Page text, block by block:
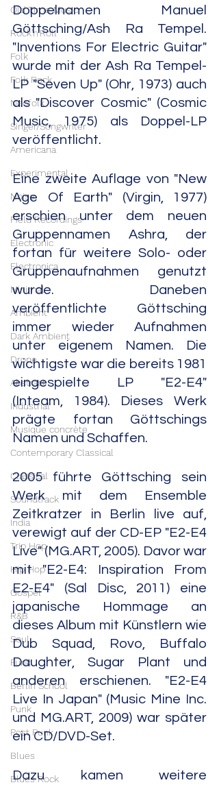
Old Time Music
Rock'n'Roll
Folk
Folk Rock
Neofolk
Singer/Songwriter
Americana
Experimental
Noise
Field Recordings
Electronic
Electronica
Minimal
Ambient
Dark Ambient
Drone
Abstract
Industrial
Musique concrète
Contemporary Classical
Classical
Soundtrack
India
Trip Hop
Hip Hop
Gospel
R&B
Soul
Funk
Berlin School
Punk
Post Punk
Blues
Blues Rock
Doppelnamen Manuel
Göttsching/Ash Ra Tempel.
"Inventions For Electric Guitar"
wurde mit der Ash Ra Tempel-
LP "Seven Up" (Ohr, 1973) auch
als "Discover Cosmic" (Cosmic
Music, 1975) als Doppel-LP
veröffentlicht.
Eine zweite Auflage von "New
Age Of Earth" (Virgin, 1977)
erschien unter dem neuen
Gruppennamen Ashra, der
fortan für weitere Solo- oder
Gruppenaufnahmen genutzt
wurde. Daneben
veröffentlichte Göttsching
immer wieder Aufnahmen
unter eigenem Namen. Die
wichtigste war die bereits 1981
eingespielte LP "E2-E4"
(Inteam, 1984). Dieses Werk
prägte fortan Göttschings
Namen und Schaffen.
2005 führte Göttsching sein
Werk mit dem Ensemble
Zeitkratzer in Berlin live auf,
verewigt auf der CD-EP "E2-E4
Live" (MG.ART, 2005). Davor war
mit "E2-E4: Inspiration From
E2-E4" (Sal Disc, 2011) eine
japanische Hommage an
dieses Album mit Künstlern wie
Dub Squad, Rovo, Buffalo
Daughter, Sugar Plant und
anderen erschienen. "E2-E4
Live In Japan" (Music Mine Inc.
und MG.ART, 2009) war später
ein CD/DVD-Set.
Dazu kamen weitere